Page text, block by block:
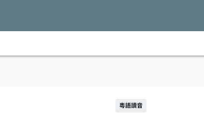
粵語讀音